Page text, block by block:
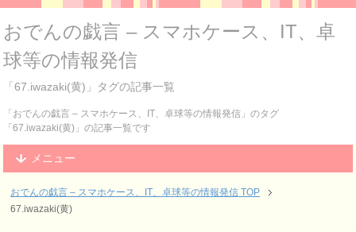
おでんの戯言 – スマホケース、IT、卓
球等の情報発信
「67.iwazaki(黄)」タグの記事一覧
「おでんの戯言 – スマホケース、IT、卓球等の情報発信」のタグ
「67.iwazaki(黄)」の記事一覧です
メニュー
おでんの戯言 – スマホケース、IT、卓球等の情報発信 TOP
67.iwazaki(黄)